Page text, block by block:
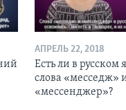
АПРЕЛЬ 22, 2018
Есть ли в русском
слова «месседж»
«мессенджер»?